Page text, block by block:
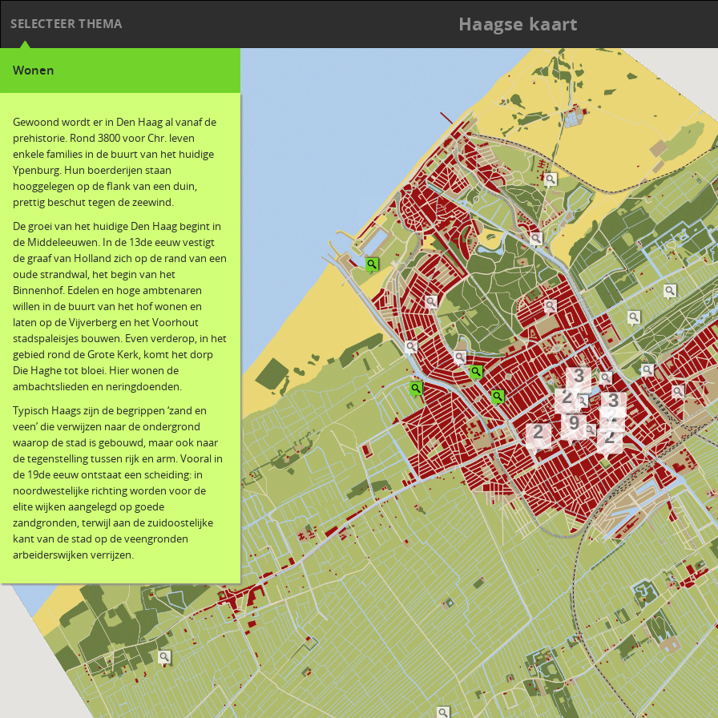
SELECTEER THEMA Haagse kaart
Wonen
Gewoond wordt er in Den Haag al vanaf de
prehistorie. Rond 3800 voor Chr. leven
enkele families in de buurt van het huidige
Ypenburg. Hun boerderijen staan
hooggelegen op de flank van een duin,
prettig beschut tegen de zeewind.
De groei van het huidige Den Haag begint in
de Middeleeuwen. In de 13de eeuw vestigt
de graaf van Holland zich op de rand van een
oude strandwal, het begin van het
Binnenhof. Edelen en hoge ambtenaren
willen in de buurt van het hof wonen en
laten op de Vijverberg en het Voorhout
stadspaleisjes bouwen. Even verderop, in het
gebied rond de Grote Kerk, komt het dorp
Die Haghe tot bloei. Hier wonen de
ambachtslieden en neringdoenden.
Typisch Haags zijn de begrippen ‘zand en
veen’ die verwijzen naar de ondergrond
waarop de stad is gebouwd, maar ook naar
de tegenstelling tussen rijk en arm. Vooral in
de 19de eeuw ontstaat een scheiding: in
noordwestelijke richting worden voor de
elite wijken aangelegd op goede
zandgronden, terwijl aan de zuidoostelijke
kant van de stad op de veengronden
arbeiderswijken verrijzen.
2
2
2
3
9
3
2